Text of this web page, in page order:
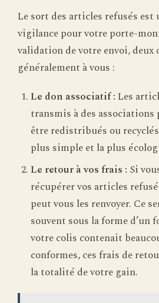
Le sort des articles refusés est
vigilance pour votre porte-
validation de votre envoi, deux
généralement à vous :
Le don associatif :Les
transmis à des
être redistribués ou
plus simple et la plus
Le retour à vos frais : Si
récupérer vos articles
peut vous les renvoyer. Ce
souvent sous la forme d’un
votre colis contenait
conformes, ces frais de
la totalité de votre gain.